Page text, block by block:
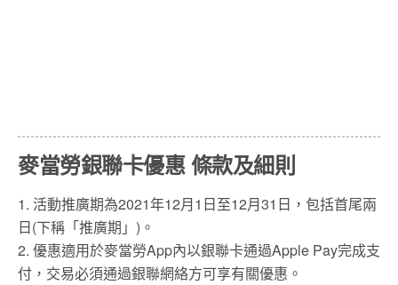
麥當勞銀聯卡優惠 條款及細則
1. 活動推廣期為2021年12月1日至12月31日，包括首尾兩
日(下稱「推廣期」)。
2. 優惠適用於麥當勞App內以銀聯卡通過Apple Pay完成支
付，交易必須通過銀聯網絡方可享有關優惠。